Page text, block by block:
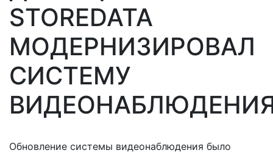
STOREDATA
МОДЕРНИЗИРОВАЛ
СИСТЕМУ
Обновление системы видеонаблюдения было